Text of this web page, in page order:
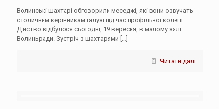
Волинські шахтарі обговорили меседжі, які вони озвучать
столичним керівникам галузі під час профільної колегії.
Дійство відбулося сьогодні, 19 вересня, в малому залі
Волиньради. Зустріч з шахтарями […]
Читати далі